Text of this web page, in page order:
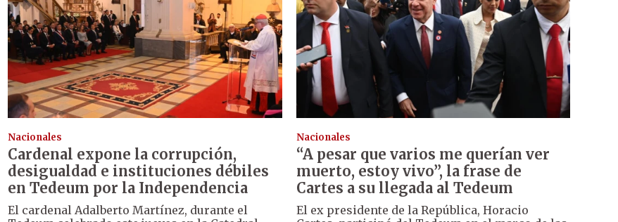
Nacionales
Cardenal expone la corrupción,
desigualdad e instituciones débiles
en Tedeum por la Independencia
El cardenal Adalberto Martínez, durante el
Nacionales
“A pesar que varios me querían ver
muerto, estoy vivo”, la frase de
Cartes a su llegada al Tedeum
El ex presidente de la República, Horacio